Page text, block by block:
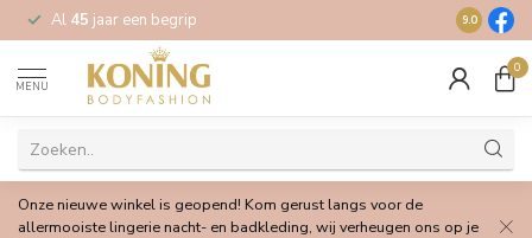
Al 45 jaar een begrip Gratis
9.0
MENU
0
Onze nieuwe winkel is geopend! Kom gerust langs voor de
allermooiste lingerie nacht- en badkleding, wij verheugen ons op je